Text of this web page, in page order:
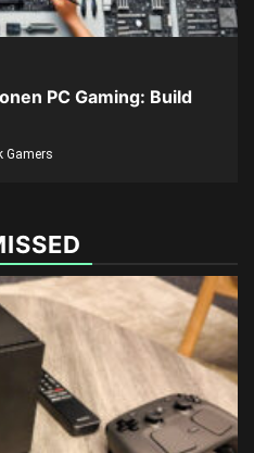
PC Gaming: Build
Gamers